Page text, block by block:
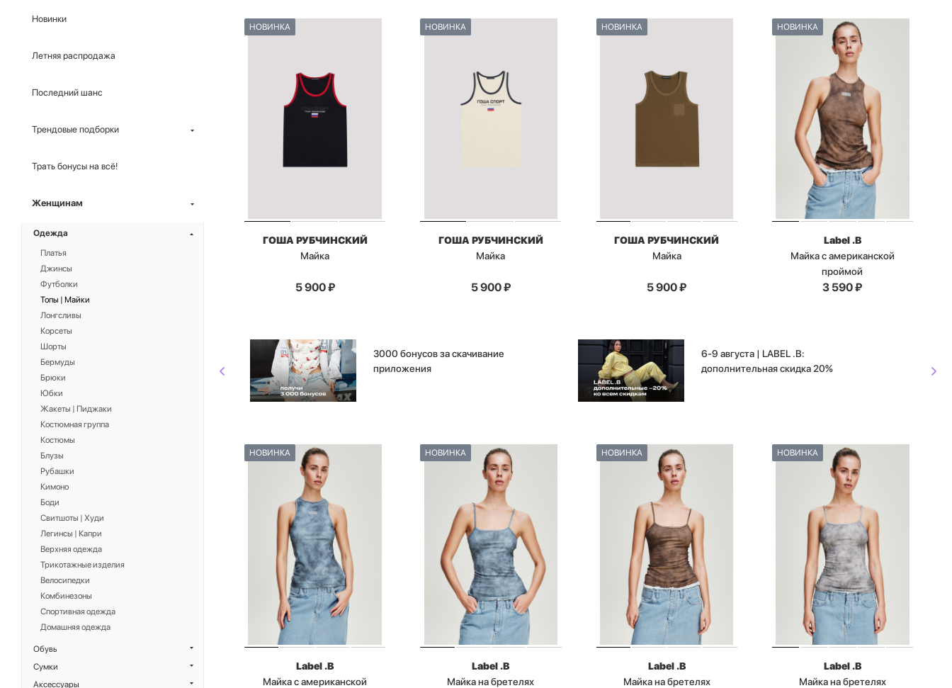
НОВИНКА
ГОША РУБЧИНСКИЙ
Майка
5 900₽
НОВИНКА
ГОША РУБЧИНСКИЙ
Майка
5 900₽
НОВИНКА
ГОША РУБЧИНСКИЙ
Майка
5 900₽
НОВИНКА
Label .B
Майка с американской
проймой
3 590₽
3000 бонусов за скачивание
приложения
6-9 августа | LABEL .B:
дополнительная скидка 20%
НОВИНКА
Label .B
Майка с американской
НОВИНКА
Label .B
Майка на бретелях
НОВИНКА
Label .B
Майка на бретелях
НОВИНКА
Label .B
Майка на бретелях
Новинки
Летняя распродажа
Последний шанс
Трендовые подборки
Трать бонусы на всё!
Женщинам
Одежда
Платья
Джинсы
Футболки
Топы | Майки
Лонгсливы
Корсеты
Шорты
Бермуды
Брюки
Юбки
Жакеты | Пиджаки
Костюмная группа
Костюмы
Блузы
Рубашки
Кимоно
Боди
Свитшоты | Худи
Легинсы | Капри
Верхняя одежда
Трикотажные изделия
Велосипедки
Комбинезоны
Спортивная одежда
Домашняя одежда
Обувь
Сумки
Аксессуары